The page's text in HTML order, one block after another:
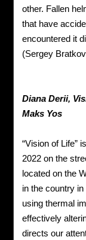
other. Fallen
that have
encountered it
(Sergey
Diana Derii,
Maks Yos
“Vision of Life”
2022 on the
located on the
in the country
using thermal
effectively
directs our